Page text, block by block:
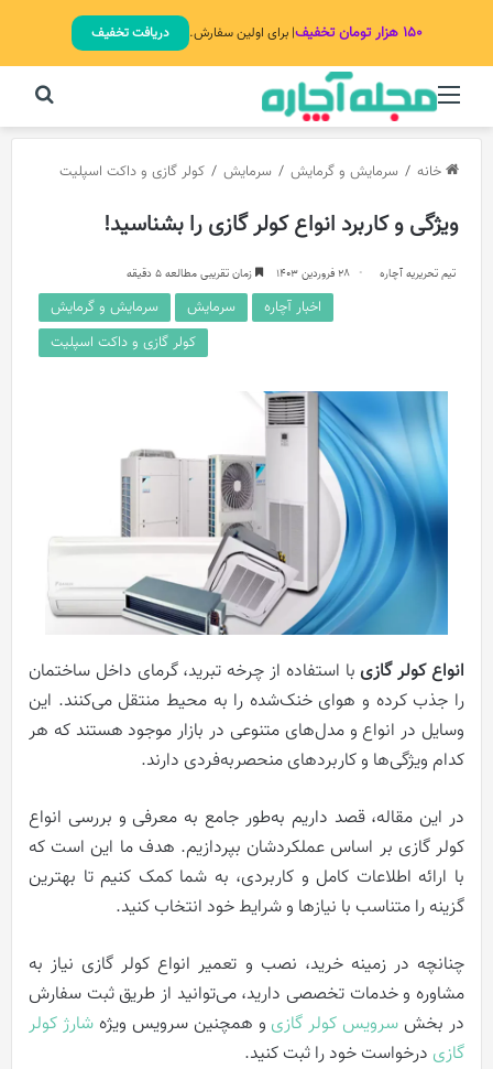
۱۵۰ هزار تومان تخفیف | برای اولین سفارش. دریافت تخفیف
منو
خانه / سرمایش و گرمایش / سرمایش / کولر گازی و داکت اسپلیت
ویژگی و کاربرد انواع کولر گازی را بشناسید!
تیم تحریریه آچاره 28 فروردین 1403 زمان تقریبی مطالعه 5 دقیقه
اخبار آچاره سرمایش
سرمایش و گرمایش
کولر گازی و داکت اسپلیت
انواع کولر گازی با استفاده از چرخه تبرید، گرمای داخل ساختمان
را جذب کرده و هوای خنک‌شده را به محیط منتقل می‌کنند. این
وسایل در انواع و مدل‌های متنوعی در بازار موجود هستند که هر
کدام ویژگی‌ها و کاربردهای منحصربه‌فردی دارند.
در این مقاله، قصد داریم به‌طور جامع به معرفی و بررسی انواع
کولر گازی بر اساس عملکردشان بپردازیم. هدف ما این است که
با ارائه اطلاعات کامل و کاربردی، به شما کمک کنیم تا بهترین
گزینه را متناسب با نیازها و شرایط خود انتخاب کنید.
چنانچه در زمینه خرید، نصب و تعمیر انواع کولر گازی نیاز به
مشاوره و خدمات تخصصی دارید، می‌توانید از طریق ثبت سفارش
در بخش سرویس کولر گازی و همچنین سرویس ویژهشارژ کولر
گازی درخواست خود را ثبت کنید.